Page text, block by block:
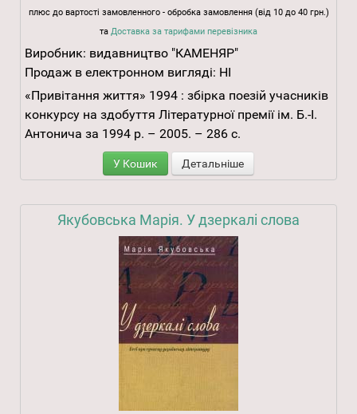
плюс до вартості замовленного - обробка замовлення (від 10 до 40 грн.)
та Доставка за тарифами перевізника
Виробник: видавництво "КАМЕНЯР"
Продаж в електронном вигляді: НІ
«Привітання життя» 1994 : збірка поезій учасників
конкурсу на здобуття Літературної премії ім. Б.-І.
Антонича за 1994 р. – 2005. – 286 с.
У Кошик Детальніше
Якубовська Марія. У дзеркалі слова